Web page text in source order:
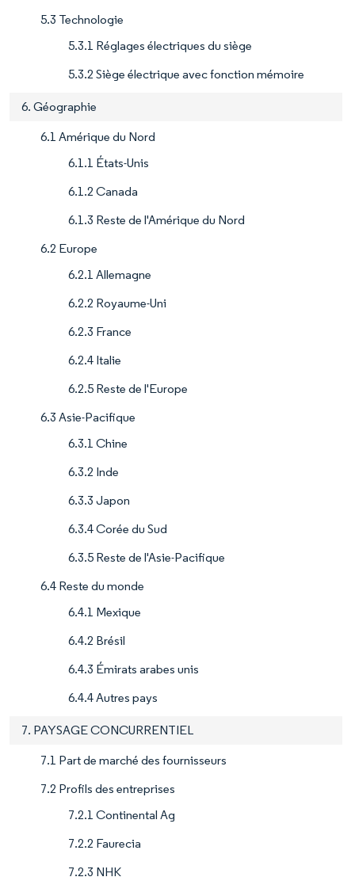
5.3 Technologie
5.3.1 Réglages électriques du siège
5.3.2 Siège électrique avec fonction mémoire
6. Géographie
6.1 Amérique du Nord
6.1.1 États-Unis
6.1.2 Canada
6.1.3 Reste de l'Amérique du Nord
6.2 Europe
6.2.1 Allemagne
6.2.2 Royaume-Uni
6.2.3 France
6.2.4 Italie
6.2.5 Reste de l'Europe
6.3 Asie-Pacifique
6.3.1 Chine
6.3.2 Inde
6.3.3 Japon
6.3.4 Corée du Sud
6.3.5 Reste de l'Asie-Pacifique
6.4 Reste du monde
6.4.1 Mexique
6.4.2 Brésil
6.4.3 Émirats arabes unis
6.4.4 Autres pays
7. PAYSAGE CONCURRENTIEL
7.1 Part de marché des fournisseurs
7.2 Profils des entreprises
7.2.1 Continental Ag
7.2.2 Faurecia
7.2.3 NHK